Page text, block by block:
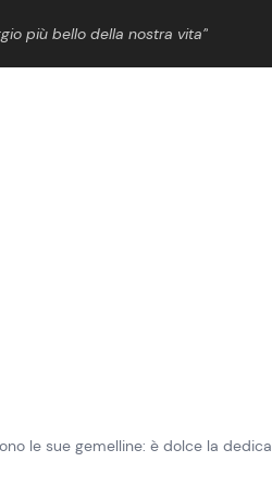
più bello della nostra vita”
le sue gemelline: è dolce la dedica